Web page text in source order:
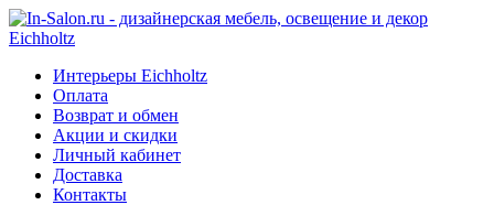
Интерьеры Eichholtz
Оплата
Возврат и обмен
Акции и скидки
Личный кабинет
Доставка
Контакты